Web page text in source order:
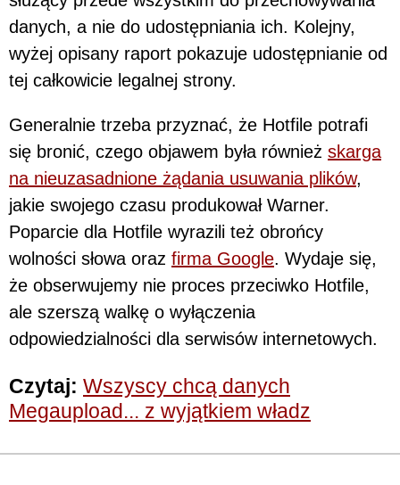
danych, a nie do udostępniania ich. Kolejny,
wyżej opisany raport pokazuje udostępnianie od
tej całkowicie legalnej strony.
Generalnie trzeba przyznać, że Hotfile potrafi
się bronić, czego objawem była również skarga
na nieuzasadnione żądania usuwania plików,
jakie swojego czasu produkował Warner.
Poparcie dla Hotfile wyrazili też obrońcy
wolności słowa oraz firma Google. Wydaje się,
że obserwujemy nie proces przeciwko Hotfile,
ale szerszą walkę o wyłączenia
odpowiedzialności dla serwisów internetowych.
Czytaj: Wszyscy chcą danych
Megaupload... z wyjątkiem władz